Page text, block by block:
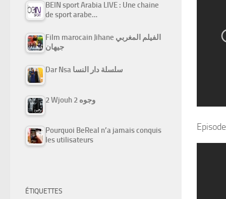
BEIN sport Arabia LIVE : Une chaine
de sport arabe…
Film marocain Jihane الفيلم المغربي
جيهان
Dar Nsa سلسلة دار النسا
2 Wjouh 2 وجوه
Pourquoi BeReal n’a jamais conquis
les utilisateurs
ÉTIQUETTES